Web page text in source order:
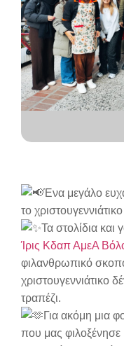
Ένα μεγάλο
το
Τα στολίδια και
Ίρις Κδαπ ΑμεΑ
φιλανθρωπικό
χριστουγεννιάτικο
τραπέζι.
Για ακόμη μια
που μας φιλοξένησε